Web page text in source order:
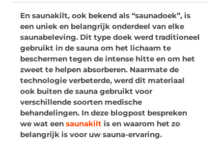
En saunakilt, ook bekend als “saunadoek”, is
een uniek en belangrijk onderdeel van elke
saunabeleving. Dit type doek werd traditioneel
gebruikt in de sauna om het lichaam te
beschermen tegen de intense hitte en om het
zweet te helpen absorberen. Naarmate de
technologie verbeterde, werd dit materiaal
ook buiten de sauna gebruikt voor
verschillende soorten medische
behandelingen. In deze blogpost bespreken
we wat een saunakilt is en waarom het zo
belangrijk is voor uw sauna-ervaring.